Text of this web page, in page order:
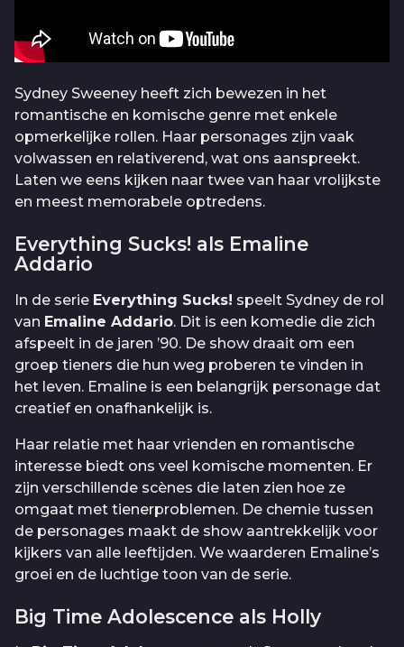
Sydney Sweeney heeft zich bewezen in het
romantische en komische genre met enkele
opmerkelijke rollen. Haar personages zijn vaak
volwassen en relativerend, wat ons aanspreekt.
Laten we eens kijken naar twee van haar vrolijkste
en meest memorabele optredens.
Everything Sucks! als Emaline
Addario
In de serie Everything Sucks! speelt Sydney de rol
van Emaline Addario. Dit is een komedie die zich
afspeelt in de jaren ’90. De show draait om een
groep tieners die hun weg proberen te vinden in
het leven. Emaline is een belangrijk personage dat
creatief en onafhankelijk is.
Haar relatie met haar vrienden en romantische
interesse biedt ons veel komische momenten. Er
zijn verschillende scènes die laten zien hoe ze
omgaat met tienerproblemen. De chemie tussen
de personages maakt de show aantrekkelijk voor
kijkers van alle leeftijden. We waarderen Emaline’s
groei en de luchtige toon van de serie.
Big Time Adolescence als Holly